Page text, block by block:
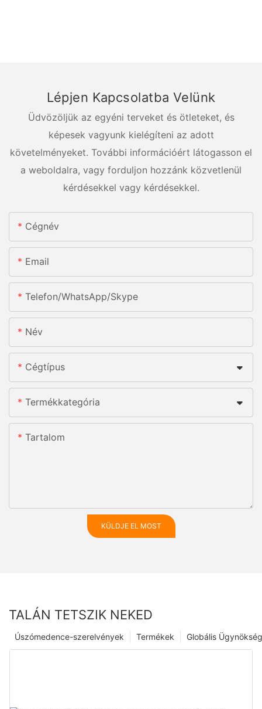
Lépjen Kapcsolatba Velünk
Üdvözöljük az egyéni terveket és ötleteket, és
képesek vagyunk kielégíteni az adott
követelményeket. További információért látogasson el
a weboldalra, vagy forduljon hozzánk közvetlenül
kérdésekkel vagy kérdésekkel.
Cégnév
Email
Telefon/WhatsApp/Skype
Név
Cégtípus
Termékkategória
Tartalom
KÜLDJE EL MOST
TALÁN TETSZIK NEKED
Globális Ügynökség
Termékek
Úszómedence-szerelvények